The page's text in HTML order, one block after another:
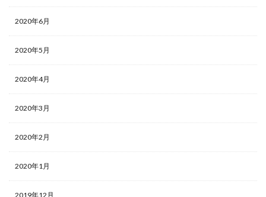
2020年6月
2020年5月
2020年4月
2020年3月
2020年2月
2020年1月
2019年12月